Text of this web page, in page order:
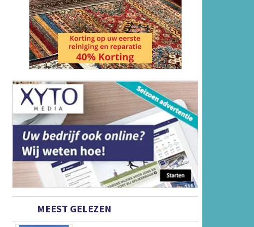
MEEST GELEZEN